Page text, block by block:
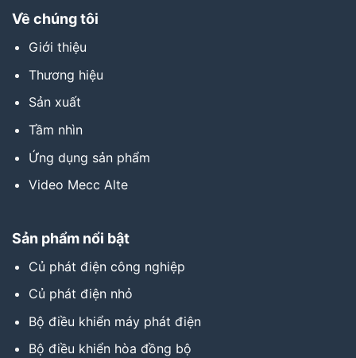
Về chúng tôi
Giới thiệu
Thương hiệu
Sản xuất
Tầm nhìn
Ứng dụng sản phẩm
Video Mecc Alte
Sản phẩm nổi bật
Củ phát điện công nghiệp
Củ phát điện nhỏ
Bộ điều khiển máy phát điện
Bộ điều khiển hòa đồng bộ